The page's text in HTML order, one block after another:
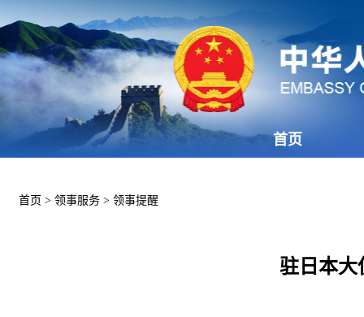
首页
首页 > 领事服务 > 领事提醒
驻日本大